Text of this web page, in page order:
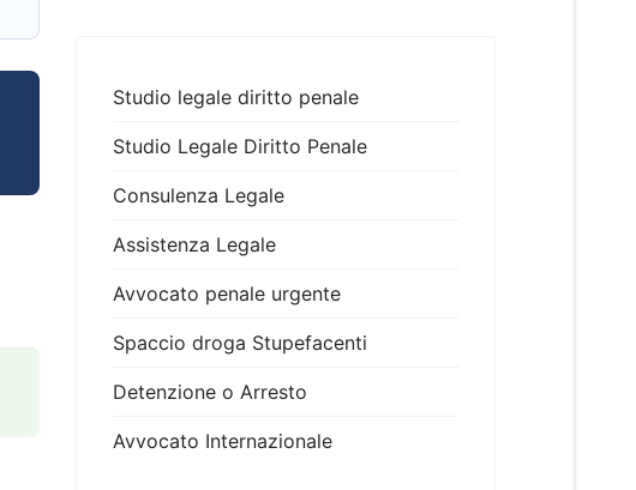
Studio legale diritto penale
Studio Legale Diritto Penale
Consulenza Legale
Assistenza Legale
Avvocato penale urgente
Spaccio droga Stupefacenti
Detenzione o Arresto
Avvocato Internazionale